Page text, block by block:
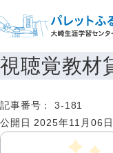
視聴覚教材
記事番号： 3-181
公開日 2025年11月06日